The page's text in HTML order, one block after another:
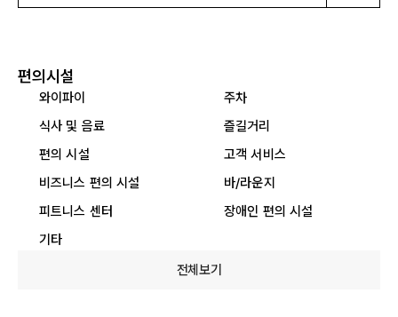
편의시설
와이파이
주차
식사 및 음료
즐길거리
편의 시설
고객 서비스
비즈니스 편의 시설
바/라운지
피트니스 센터
장애인 편의 시설
기타
전체보기